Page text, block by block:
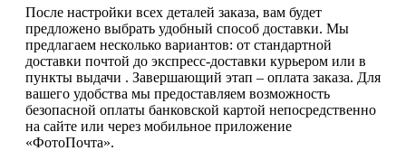
После настройки всех деталей заказа, вам будет
предложено выбрать удобный способ доставки. Мы
предлагаем несколько вариантов: от стандартной
доставки почтой до экспресс-доставки курьером или в
пункты выдачи . Завершающий этап – оплата заказа. Для
вашего удобства мы предоставляем возможность
безопасной оплаты банковской картой непосредственно
на сайте или через мобильное приложение
«ФотоПочта».